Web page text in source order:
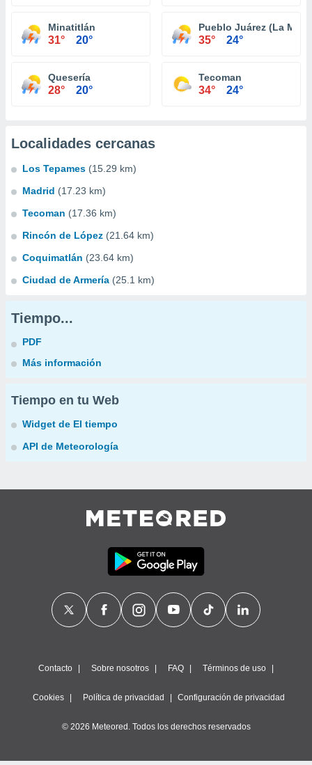
Minatitlán
31° 20°
Pueblo Juárez (La
35° 24°
Quesería
28° 20°
Tecoman
34° 24°
Localidades cercanas
Los Tepames (15.29 km)
Madrid (17.23 km)
Tecoman (17.36 km)
Rincón de López (21.64 km)
Coquimatlán (23.64 km)
Ciudad de Armería (25.1 km)
Tiempo...
PDF
Más información
Tiempo en tu Web
Widget de El tiempo
API de Meteorología
Contacto Sobre nosotros FAQ Términos de uso
Cookies Política de privacidad Configuración de privacidad
© 2026 Meteored. Todos los derechos reservados